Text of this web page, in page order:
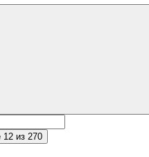
12 из 270